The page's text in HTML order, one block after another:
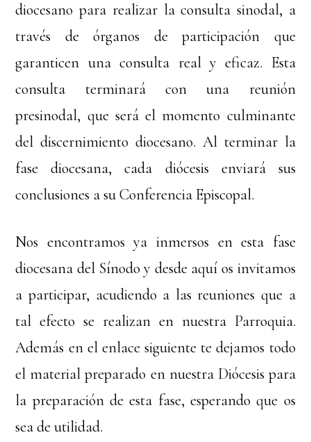
diocesano para realizar la consulta sinodal, a
través de órganos de participación que
garanticen una consulta real y eficaz. Esta
consulta terminará con una reunión
presinodal, que será el momento culminante
del discernimiento diocesano. Al terminar la
fase diocesana, cada diócesis enviará sus
conclusiones a su Conferencia Episcopal.
Nos encontramos ya inmersos en esta fase
diocesana del Sínodo y desde aquí os invitamos
a participar, acudiendo a las reuniones que a
tal efecto se realizan en nuestra Parroquia.
Además en el enlace siguiente te dejamos todo
el material preparado en nuestra Diócesis para
la preparación de esta fase, esperando que os
sea de utilidad.